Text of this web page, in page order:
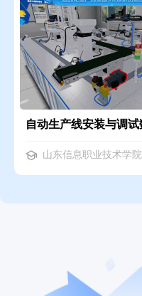
山东信息职业技术学院